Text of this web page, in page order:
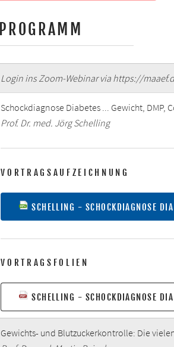
PROGRAMM
Login ins Zoom-Webinar via https://
Schockdiagnose Diabetes ... Gewicht, DMP,
Prof. Dr. med. Jörg Schelling
VORTRAGSAUFZEICHNUNG
SCHELLING - SCHOCKDIAGNOSE
VORTRAGSFOLIEN
SCHELLING - SCHOCKDIAGNOSE
Gewichts- und Blutzuckerkontrolle: Die